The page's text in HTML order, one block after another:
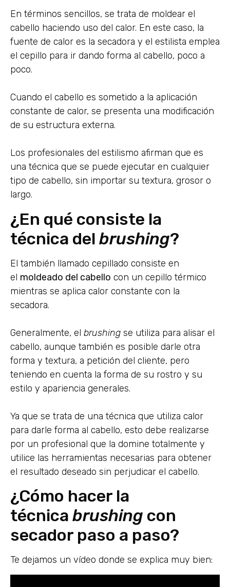
En términos sencillos, se trata de moldear el
cabello haciendo uso del calor. En este caso, la
fuente de calor es la secadora y el estilista emplea
el cepillo para ir dando forma al cabello, poco a
poco.
Cuando el cabello es sometido a la aplicación
constante de calor, se presenta una modificación
de su estructura externa.
Los profesionales del estilismo afirman que es
una técnica que se puede ejecutar en cualquier
tipo de cabello, sin importar su textura, grosor o
largo.
¿En qué consiste la
técnica del brushing?
El también llamado cepillado consiste en
el moldeado del cabello con un cepillo térmico
mientras se aplica calor constante con la
secadora.
Generalmente, el brushing se utiliza para alisar el
cabello, aunque también es posible darle otra
forma y textura, a petición del cliente, pero
teniendo en cuenta la forma de su rostro y su
estilo y apariencia generales.
Ya que se trata de una técnica que utiliza calor
para darle forma al cabello, esto debe realizarse
por un profesional que la domine totalmente y
utilice las herramientas necesarias para obtener
el resultado deseado sin perjudicar el cabello.
¿Cómo hacer la
técnica brushing con
secador paso a paso?
Te dejamos un vídeo donde se explica muy bien: